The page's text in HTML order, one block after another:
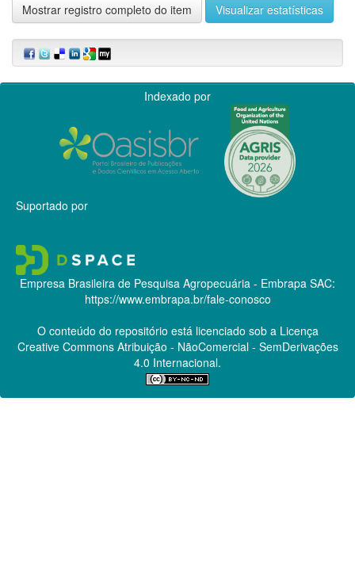
Mostrar registro completo do item Visualizar estatísticas
Indexado por
Suportado por
Empresa Brasileira de Pesquisa Agropecuária - Embrapa SAC:
https://www.embrapa.br/fale-conosco
O conteúdo do repositório está licenciado sob a Licença
Creative CommonsAtribuição - NãoComercial - SemDerivações
4.0 Internacional.